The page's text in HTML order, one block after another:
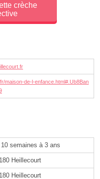
crèche
maison-de-l-enfance.html#.Ub8Ban
semaines à 3 ans
Heillecourt
Heillecourt